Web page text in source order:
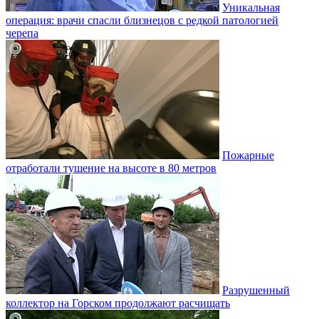
Уникальная
операция: врачи спасли близнецов с редкой патологией
черепа
Пожарные
отработали тушение на высоте в 80 метров
Разрушенный
коллектор на Горском продолжают расчищать